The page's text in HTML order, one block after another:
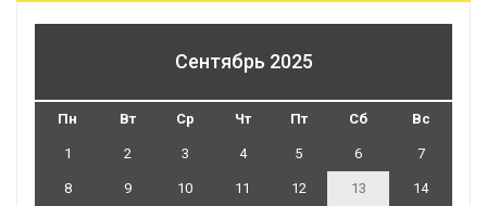
Сентябрь 2025
Пн Вт Ср Чт Пт Сб Вс
1 2 3 4 5 6 7
8 9 10 11 12 13 14